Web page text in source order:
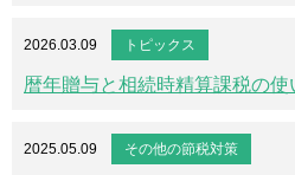
2026.03.09 トピックス
暦年贈与と相続時精算課税の使
2025.05.09 その他の節税対策